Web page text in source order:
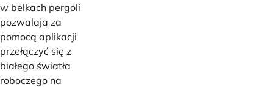
w belkach pergoli
pozwalają za
pomocą aplikacji
przełączyć się z
białego światła
roboczego na